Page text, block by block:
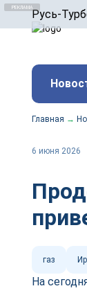
Русь-
ООО
и других
Реклама.
erid:
Главная →
6 июня 2026
газ
На